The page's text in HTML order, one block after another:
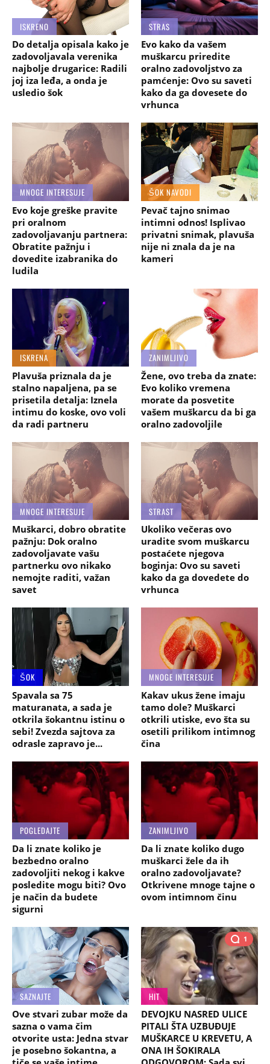
ISKRENO
Do detalja opisala kako je
zadovoljavala verenika
najbolje drugarice: Radili
joj iza leđa, a onda je
usledio šok
STRAS
Evo kako da vašem
muškarcu priredite
oralno zadovoljstvo za
pamćenje: Ovo su saveti
kako da ga dovesete do
vrhunca
MNOGE INTERESUJE
Evo koje greške pravite
pri oralnom
zadovoljavanju partnera:
Obratite pažnju i
dovedite izabranika do
ludila
ŠOK NAVODI
Pevač tajno snimao
intimni odnos! Isplivao
privatni snimak, plavuša
nije ni znala da je na
kameri
ISKRENA
Plavuša priznala da je
stalno napaljena, pa se
prisetila detalja: Iznela
intimu do koske, ovo voli
da radi partneru
ZANIMLJIVO
Žene, ovo treba da znate:
Evo koliko vremena
morate da posvetite
vašem muškarcu da bi ga
oralno zadovoljile
MNOGE INTERESUJE
Muškarci, dobro obratite
pažnju: Dok oralno
zadovoljavate vašu
partnerku ovo nikako
nemojte raditi, važan
savet
STRAST
Ukoliko večeras ovo
uradite svom muškarcu
postaćete njegova
boginja: Ovo su saveti
kako da ga dovedete do
vrhunca
ŠOK
Spavala sa 75
maturanata, a sada je
otkrila šokantnu istinu o
sebi! Zvezda sajtova za
odrasle zapravo je...
MNOGE INTERESUJE
Kakav ukus žene imaju
tamo dole? Muškarci
otkrili utiske, evo šta su
osetili prilikom intimnog
čina
POGLEDAJTE
Da li znate koliko je
bezbedno oralno
zadovoljiti nekog i kakve
posledite mogu biti? Ovo
je način da budete
sigurni
ZANIMLJIVO
Da li znate koliko dugo
muškarci žele da ih
oralno zadovoljavate?
Otkrivene mnoge tajne o
ovom intimnom činu
SAZNAJTE
Ove stvari zubar može da
sazna o vama čim
otvorite usta: Jedna stvar
je posebno šokantna, a
1
HIT
DEVOJKU NASRED ULICE
PITALI ŠTA UZBUĐUJE
MUŠKARCE U KREVETU, A
ONA IH ŠOKIRALA